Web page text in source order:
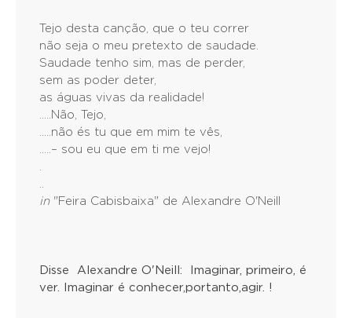
Tejo desta canção, que o teu correr
não seja o meu pretexto de saudade.
Saudade tenho sim, mas de perder,
sem as poder deter,
as águas vivas da realidade!
.....Não, Tejo,
.....não és tu que em mim te vês,
.....– sou eu que em ti me vejo!
.
..
in"Feira Cabisbaixa" de Alexandre O'Neill
Disse Alexandre O'Neill: Imaginar, primeiro, é
ver. Imaginar é conhecer,portanto,agir. !